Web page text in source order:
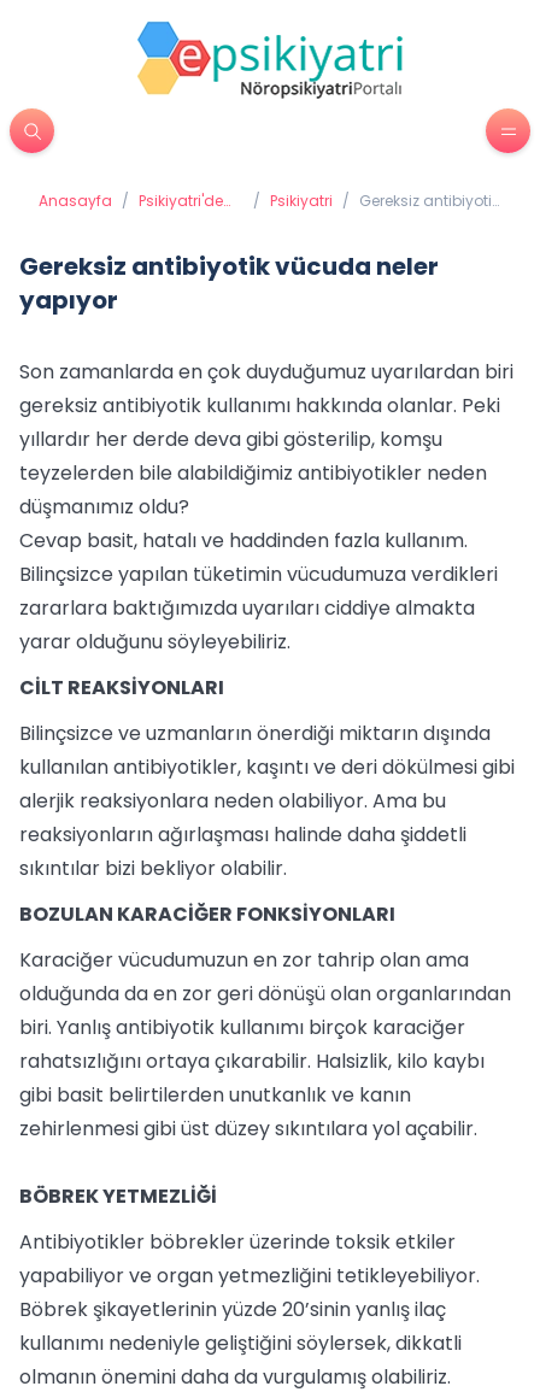
Anasayfa / Psikiyatri'de
/ Psikiyatri / Gereksiz antibiyotik
Gereksiz antibiyotik vücuda neler
yapıyor
Son zamanlarda en çok duyduğumuz uyarılardan biri
gereksiz antibiyotik kullanımı hakkında olanlar. Peki
yıllardır her derde deva gibi gösterilip, komşu
teyzelerden bile alabildiğimiz antibiyotikler neden
düşmanımız oldu?
Cevap basit, hatalı ve haddinden fazla kullanım.
Bilinçsizce yapılan tüketimin vücudumuza verdikleri
zararlara baktığımızda uyarıları ciddiye almakta
yarar olduğunu söyleyebiliriz.
CİLT REAKSİYONLARI
Bilinçsizce ve uzmanların önerdiği miktarın dışında
kullanılan antibiyotikler, kaşıntı ve deri dökülmesi gibi
alerjik reaksiyonlara neden olabiliyor. Ama bu
reaksiyonların ağırlaşması halinde daha şiddetli
sıkıntılar bizi bekliyor olabilir.
BOZULAN KARACİĞER FONKSİYONLARI
Karaciğer vücudumuzun en zor tahrip olan ama
olduğunda da en zor geri dönüşü olan organlarından
biri. Yanlış antibiyotik kullanımı birçok karaciğer
rahatsızlığını ortaya çıkarabilir. Halsizlik, kilo kaybı
gibi basit belirtilerden unutkanlık ve kanın
zehirlenmesi gibi üst düzey sıkıntılara yol açabilir.
BÖBREK YETMEZLİĞİ
Antibiyotikler böbrekler üzerinde toksik etkiler
yapabiliyor ve organ yetmezliğini tetikleyebiliyor.
Böbrek şikayetlerinin yüzde 20’sinin yanlış ilaç
kullanımı nedeniyle geliştiğini söylersek, dikkatli
olmanın önemini daha da vurgulamış olabiliriz.